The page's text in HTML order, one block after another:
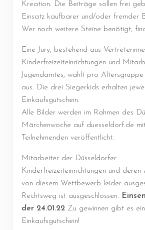
Kreation. Die Beiträge sollen frei
Einsatz kaufbarer und/oder fremder
Wer noch weitere Steine benötigt,
Eine Jury, bestehend aus
Kinderfreizeiteinrichtungen und
Jugendamtes, wählt pro
aus. Die drei Siegerkids erhalten
Einkaufsgutschein.
Alle Bilder werden im Rahmen des
Märchenwoche auf duesseldorf.de
Teilnehmenden veröffentlicht.
Mitarbeiter der Düsseldorfer
Kinderfreizeiteinrichtungen und deren
von diesem Wettbewerb leider
Rechtsweg ist ausgeschlossen.
der 24.01.22Zu gewinnen gibt es
Einkaufsgutschein!